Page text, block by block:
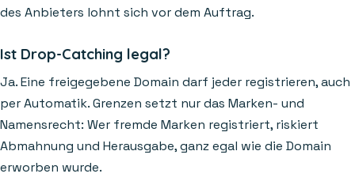
des Anbieters lohnt sich vor dem Auftrag.
Ist Drop-Catching legal?
Ja. Eine freigegebene Domain darf jeder registrieren, auch
per Automatik. Grenzen setzt nur das Marken- und
Namensrecht: Wer fremde Marken registriert, riskiert
Abmahnung und Herausgabe, ganz egal wie die Domain
erworben wurde.